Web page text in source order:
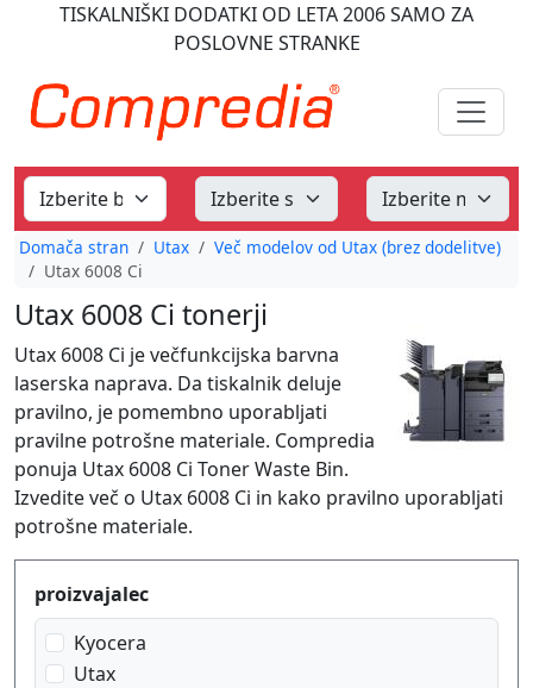
TISKALNIŠKI DODATKI OD LETA 2006SAMO ZA
POSLOVNE STRANKE
Domača stran Utax
Več modelov od Utax (brez dodelitve)
Utax 6008 Ci
Utax 6008 Ci tonerji
Utax 6008 Ci je večfunkcijska barvna
laserska naprava. Da tiskalnik deluje
pravilno, je pomembno uporabljati
pravilne potrošne materiale. Compredia
ponuja Utax 6008 Ci Toner Waste Bin.
Izvedite več o Utax 6008 Ci in kako pravilno uporabljati
potrošne materiale.
Produktfilter
proizvajalec
Kyocera
Utax